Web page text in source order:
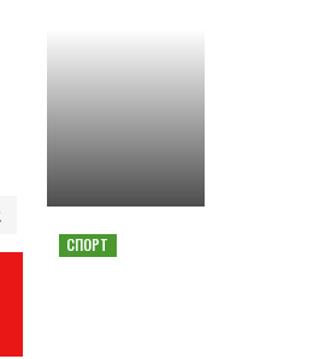
СПОРТ